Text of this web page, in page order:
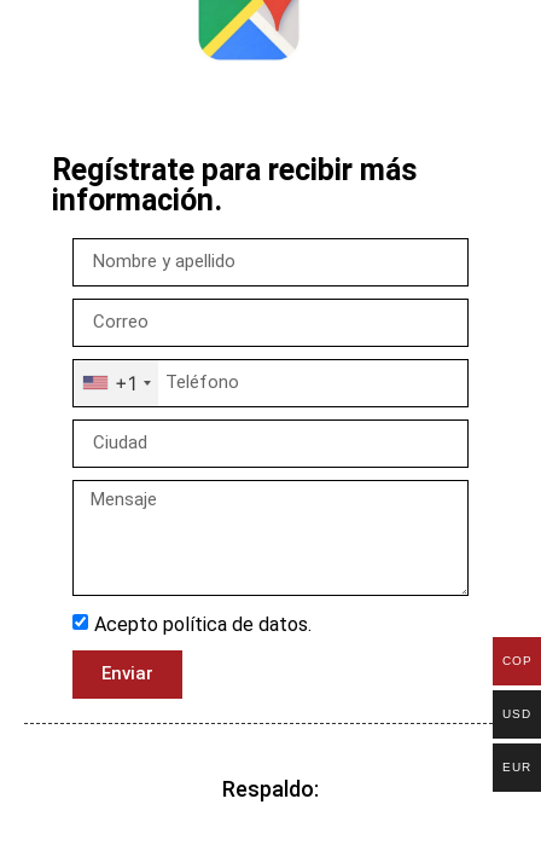
Regístrate para recibir más
información.
+1
Acepto política de datos.
Enviar
Respaldo:
COP
USD
EUR